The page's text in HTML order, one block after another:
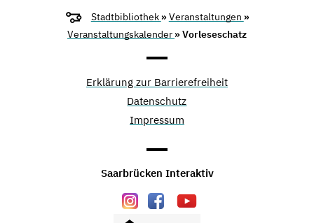
Stadtbibliothek »Veranstaltungen »
Veranstaltungskalender » Vorleseschatz
Erklärung zur Barrierefreiheit
Datenschutz
Impressum
Saarbrücken Interaktiv